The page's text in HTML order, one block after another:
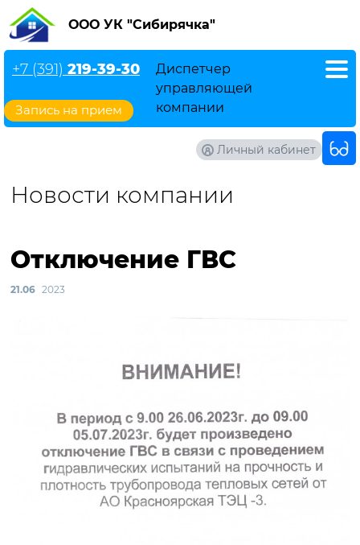
ООО УК "Сибирячка"
Запись на прием
+7 (391) 219-39-30
Диспетчер
управляющей
компании
Личный кабинет
Новости компании
Отключение ГВС
21.06 2023